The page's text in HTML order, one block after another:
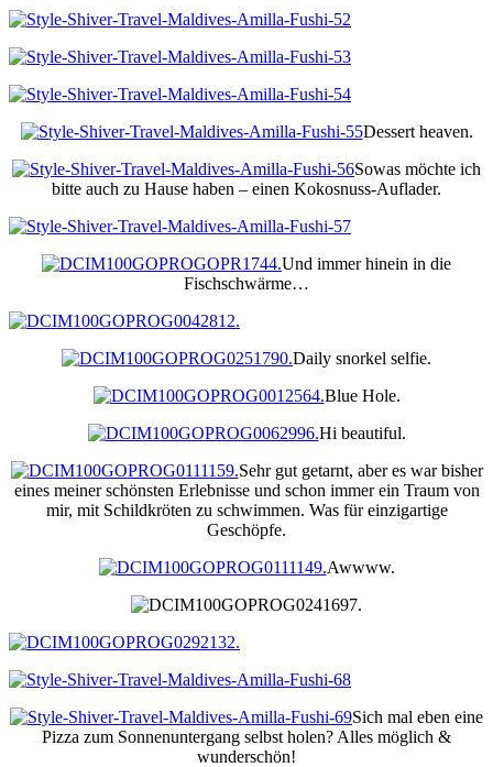
Dessert heaven.
Sowas möchte ich
bitte auch zu Hause haben – einen Kokosnuss-Auflader.
Und immer hinein in die
Fischschwärme…
Daily snorkel selfie.
Blue Hole.
Hi beautiful.
Sehr gut getarnt, aber es war bisher
eines meiner schönsten Erlebnisse und schon immer ein Traum von
mir, mit Schildkröten zu schwimmen. Was für einzigartige
Geschöpfe.
Awwww.
Sich mal eben eine
Pizza zum Sonnenuntergang selbst holen? Alles möglich &
wunderschön!